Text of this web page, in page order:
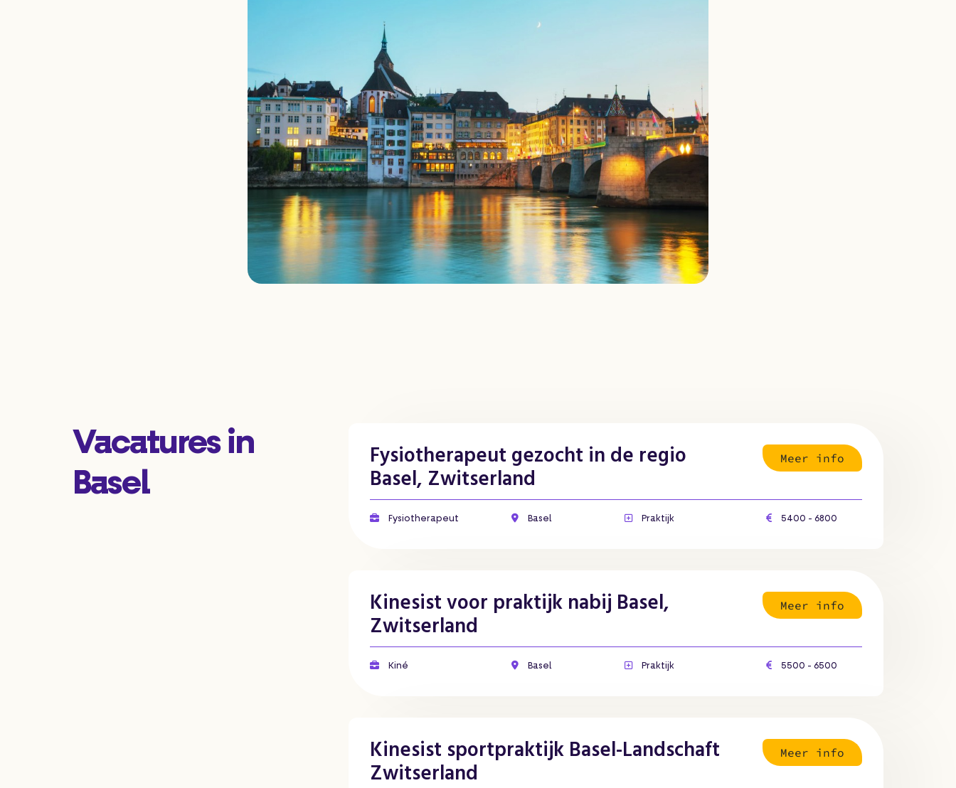
Vacatures in
Basel
Fysiotherapeut gezocht in de regio
Basel, Zwitserland
Meer info
Fysiotherapeut Basel Praktijk 5400 - 6800
Kinesist voor praktijk nabij Basel,
Zwitserland
Meer info
Kiné Basel Praktijk 5500 - 6500
Kinesist sportpraktijk Basel-Landschaft
Zwitserland
Meer info